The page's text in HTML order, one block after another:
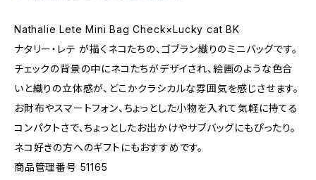
Nathalie Lete Mini Bag Check×Lucky cat BK
ナタリー・レテ が描くネコたちの、ゴブラン織りのミニバッグです。
チェックの背景の中にネコたちがデザイされ、絵画のような色合
いと織りの立体感が、どこかクラシカルな雰囲気を感じさせます。
お財布やスマートフォン、ちょっとした小物を入れて気軽に持てる
コンパクトさで、ちょっとしたお出かけやサブバッグにもぴったり。
ネコ好きの方へのギフトにもおすすめです。
商品管理番号 51165